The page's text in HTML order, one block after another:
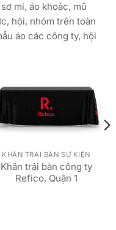
mi, áo khoác, mũ
hội, nhóm trên toàn
áo các công ty, hội
KHĂN TRẢI BÀN SỰ KIỆN
Khăn trải bàn công ty
Refico, Quận 1